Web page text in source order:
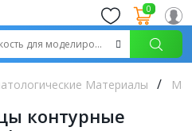
0
Материалы
контурные